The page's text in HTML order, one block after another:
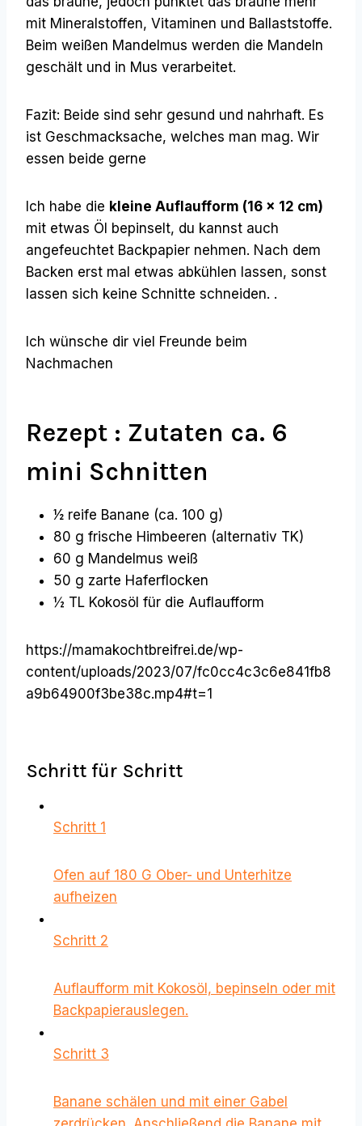
mit Mineralstoffen, Vitaminen und Ballaststoffe.
Beim weißen Mandelmus werden die Mandeln
geschält und in Mus verarbeitet.
Fazit: Beide sind sehr gesund und nahrhaft. Es
ist Geschmacksache, welches man mag. Wir
essen beide gerne
Ich habe die kleine Auflaufform (16 x 12 cm)
mit etwas Öl bepinselt, du kannst auch
angefeuchtet Backpapier nehmen. Nach dem
Backen erst mal etwas abkühlen lassen, sonst
lassen sich keine Schnitte schneiden. .
Ich wünsche dir viel Freunde beim
Nachmachen
Rezept : Zutaten ca. 6
mini Schnitten
1⁄2 reife Banane (ca. 100 g)
80 g frische Himbeeren (alternativ TK)
60 g Mandelmus weiß
50 g zarte Haferflocken
½ TL Kokosöl für die Auflaufform
https://mamakochtbreifrei.de/wp-
content/uploads/2023/07/fc0cc4c3c6e841fb8
a9b64900f3be38c.mp4#t=1
Schritt für Schritt
Schritt 1
Ofen auf 180 G Ober- und Unterhitze
aufheizen
Schritt 2
Auflaufform mit Kokosöl, bepinseln oder mit
Backpapierauslegen.
Schritt 3
Banane schälen und mit einer Gabel